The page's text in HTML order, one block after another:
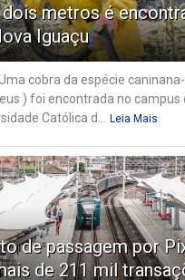
metros é
Iguaçu
Uma cobra da espécie
) foi encontrada no campus
Católica d... Leia Mais
de passagem por
de 211 mil